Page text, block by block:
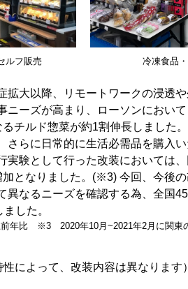
ルフ販売 冷凍食品
拡大以降、リモートワークの浸透
ニーズが高まり、ローソンにおい
チルド惣菜が約1割伸長しました
さらに日常的に生活必需品を購入
実験として行った改装においては
加となりました。(※3) 今回、今後
異なるニーズを確認する為、全国
した。
年比 ※3 2020年10月~2021年2月に関東
によって、改装内容は異なります）